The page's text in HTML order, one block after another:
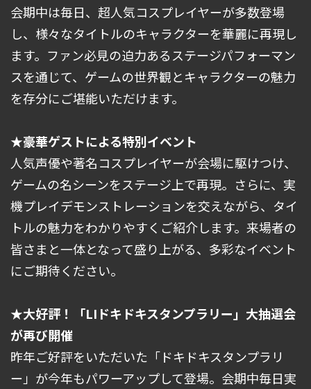
会期中は毎日、超人気コスプレイヤーが多数登場
し、様々なタイトルのキャラクターを華麗に再現し
ます。ファン必見の迫力あるステージパフォーマン
スを通じて、ゲームの世界観とキャラクターの魅力
を存分にご堪能いただけます。
★豪華ゲストによる特別イベント
人気声優や著名コスプレイヤーが会場に駆けつけ、
ゲームの名シーンをステージ上で再現。さらに、実
機プレイデモンストレーションを交えながら、タイ
トルの魅力をわかりやすくご紹介します。来場者の
皆さまと一体となって盛り上がる、多彩なイベント
にご期待ください。
★大好評！「LIドキドキスタンプラリー」大抽選会
が再び開催
昨年ご好評をいただいた「ドキドキスタンプラリ
ー」が今年もパワーアップして登場。会期中毎日実